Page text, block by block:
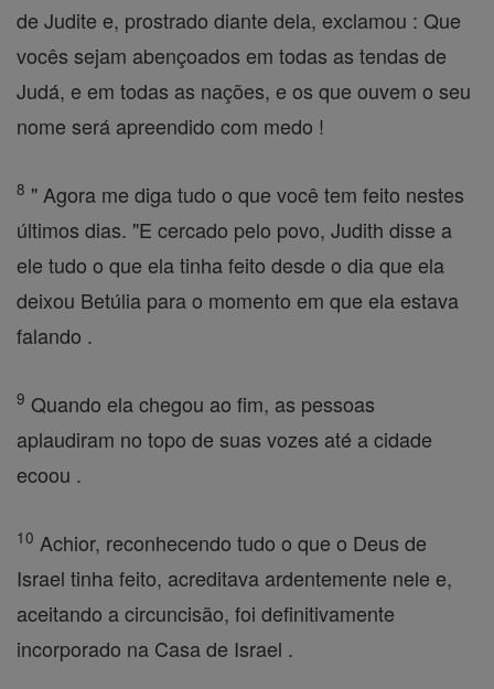
de Judite e, prostrado diante dela, exclamou : Que
vocês sejam abençoados em todas as tendas de
Judá, e em todas as nações, e os que ouvem o seu
nome será apreendido com medo !
8 " Agora me diga tudo o que você tem feito nestes
últimos dias. "E cercado pelo povo, Judith disse a
ele tudo o que ela tinha feito desde o dia que ela
deixou Betúlia para o momento em que ela estava
falando .
9 Quando ela chegou ao fim, as pessoas
aplaudiram no topo de suas vozes até a cidade
ecoou .
10 Achior, reconhecendo tudo o que o Deus de
Israel tinha feito, acreditava ardentemente nele e,
aceitando a circuncisão, foi definitivamente
incorporado na Casa de Israel .